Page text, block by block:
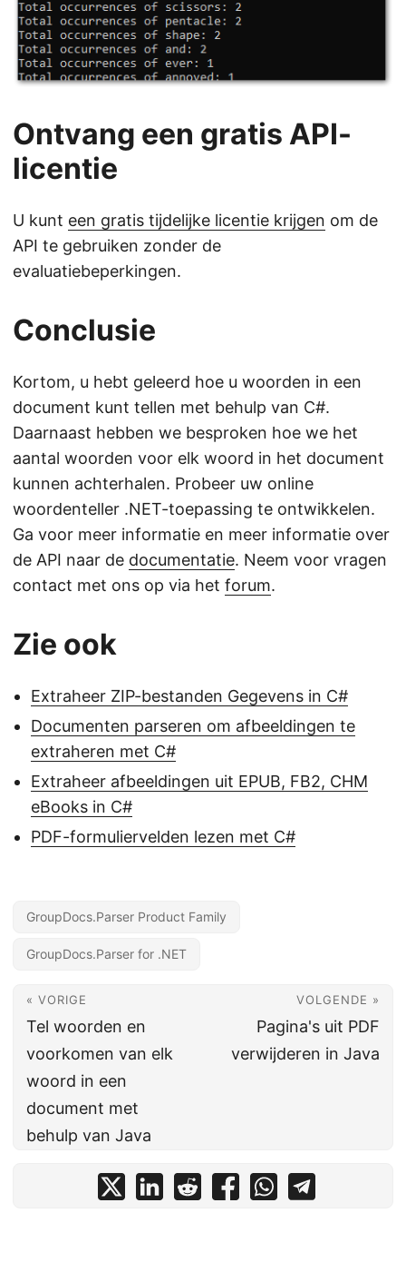
Ontvang een gratis API-
licentie
U kunt een gratis tijdelijke licentie krijgen om de
API te gebruiken zonder de
evaluatiebeperkingen.
Conclusie
Kortom, u hebt geleerd hoe u woorden in een
document kunt tellen met behulp van C#.
Daarnaast hebben we besproken hoe we het
aantal woorden voor elk woord in het document
kunnen achterhalen. Probeer uw online
woordenteller .NET-toepassing te ontwikkelen.
Ga voor meer informatie en meer informatie over
de API naar de documentatie. Neem voor vragen
contact met ons op via het forum.
Zie ook
Extraheer ZIP-bestanden Gegevens in C#
Documenten parseren om afbeeldingen te
extraheren met C#
Extraheer afbeeldingen uit EPUB, FB2, CHM
eBooks in C#
PDF-formuliervelden lezen met C#
GroupDocs.Parser Product Family
GroupDocs.Parser for .NET
« VORIGE
Tel woorden en
voorkomen van elk
woord in een
document met
behulp van Java
VOLGENDE »
Pagina's uit PDF
verwijderen in Java